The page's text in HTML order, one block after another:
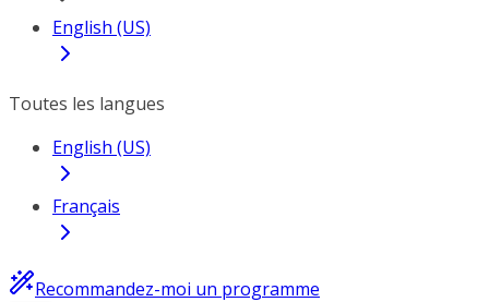
English (US)
Toutes les langues
English (US)
Français
Recommandez-moi un programme